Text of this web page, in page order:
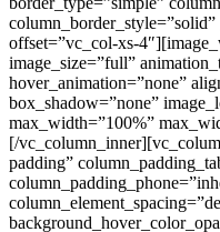
offset=”vc_col-xs-
image_size=”full”
hover_animation=”none”
box_shadow=”none”
max_width=”100%”
[/
padding”